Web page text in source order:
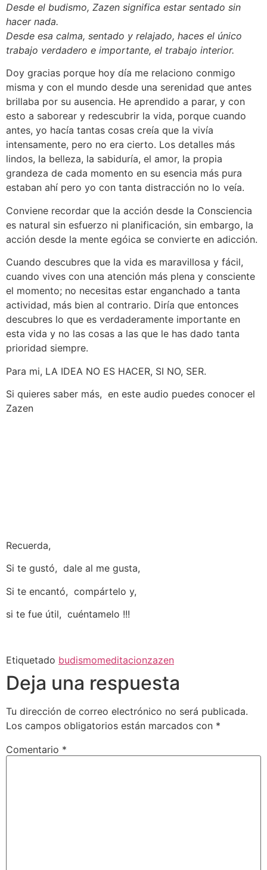
Desde el budismo, Zazen significa estar sentado sin
hacer nada.
Desde esa calma, sentado y relajado, haces el único
trabajo verdadero e importante, el trabajo interior.
Doy gracias porque hoy día me relaciono conmigo
misma y con el mundo desde una serenidad que antes
brillaba por su ausencia. He aprendido a parar, y con
esto a saborear y redescubrir la vida, porque cuando
antes, yo hacía tantas cosas creía que la vivía
intensamente, pero no era cierto. Los detalles más
lindos, la belleza, la sabiduría, el amor, la propia
grandeza de cada momento en su esencia más pura
estaban ahí pero yo con tanta distracción no lo veía.
Conviene recordar que la acción desde la Consciencia
es natural sin esfuerzo ni planificación, sin embargo, la
acción desde la mente egóica se convierte en adicción.
Cuando descubres que la vida es maravillosa y fácil,
cuando vives con una atención más plena y consciente
el momento; no necesitas estar enganchado a tanta
actividad, más bien al contrario. Diría que entonces
descubres lo que es verdaderamente importante en
esta vida y no las cosas a las que le has dado tanta
prioridad siempre.
Para mi, LA IDEA NO ES HACER, SI NO, SER.
Si quieres saber más, en este audio puedes conocer el
Zazen
Recuerda,
Si te gustó, dale al me gusta,
Si te encantó, compártelo y,
si te fue útil, cuéntamelo !!!
Etiquetado budismomeditacionzazen
Deja una respuesta
Tu dirección de correo electrónico no será publicada.
Los campos obligatorios están marcados con *
Comentario *